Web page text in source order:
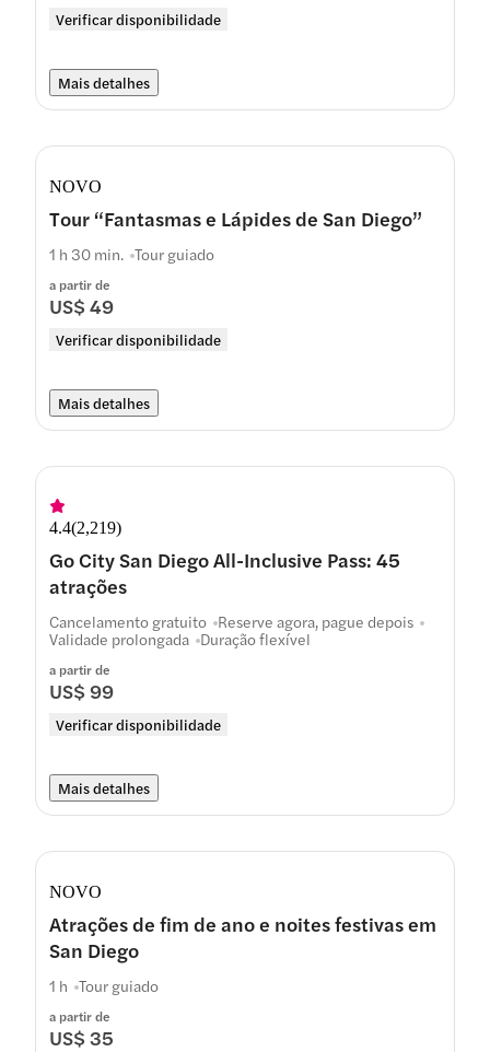
Verificar disponibilidade
Mais detalhes
NOVO
Tour “Fantasmas e Lápides de San Diego”
a partir de
US$ 49
Verificar disponibilidade
1 h 30 min. Tour guiado
Mais detalhes
4.4(2,219)
Go City San Diego All-Inclusive Pass: 45
atrações
a partir de
US$ 99
Verificar disponibilidade
Cancelamento gratuito Reserve agora, pague depois
Validade prolongada Duração flexível
Mais detalhes
NOVO
Atrações de fim de ano e noites festivas em
San Diego
a partir de
US$ 35
1 h Tour guiado